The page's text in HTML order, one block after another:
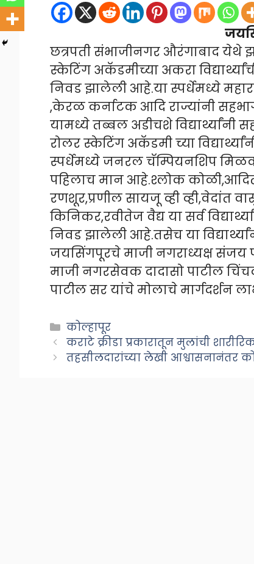
छत्रपती संभाजीनगर औरंगाबाद येथे
स्केटिंग अकॅडमीच्या अकरा
निवड झालेली आहे.या स्पर्धेमध्ये
,केरळ कर्नाटक आदि राज्यांनी
यामध्ये तब्बल अडीचशे
रोलर स्केटिंग अकॅडमी च्या
स्पर्धेमध्ये जनरल चॅम्पियनशिप
पहिलाच मान आहे.श्लोक
रणशूर,प्रणील सायजू व्ही व्ही,वेदांत
किनिकर,रवीतेज वैद्य या सर्व
निवड झालेली आहे.तसेच या
जयसिंगपूरचे माजी नगराध्यक्ष संजय
माजी नगरसेवक दादासो पाटील
पाटील सर यांचे मोलाचे मार्गदर्शन
Categories
कोल्हापूर
कराटे क्रीडा प्रकारातून मुलांची
तहसीलदारांच्या लेखी आश्वासनानंतर